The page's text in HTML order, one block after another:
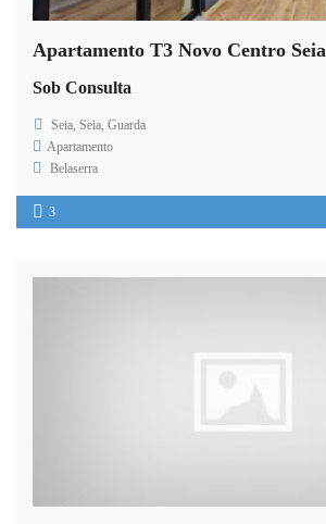
Apartamento T3 Novo Centro Seia
Sob Consulta
Seia, Seia, Guarda
Apartamento
Belaserra
3